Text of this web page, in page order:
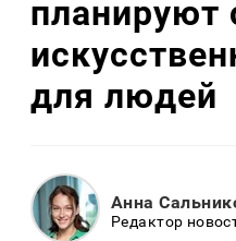
планируют
для людей
Анна
Редактор